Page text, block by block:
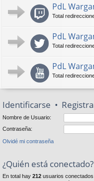
PdL
Total
PdL
Total
PdL
Total
Identificarse •
Nombre de Usuario:
Contraseña:
Olvidé mi contraseña
¿Quién está conectado?
En total hay 212 usuarios